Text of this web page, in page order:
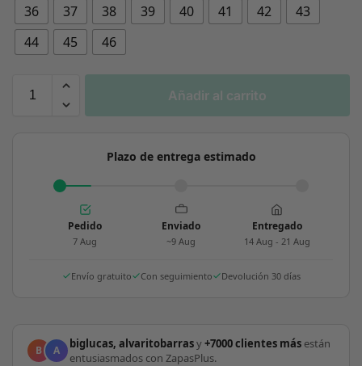
36 37 38 39 40 41 42
43
44
45 46
Añadir al carrito
Plazo de entrega estimado
Pedido
7 Aug
Enviado
~9 Aug
Entregado
14 Aug - 21 Aug
Envío gratuito Con seguimiento Devolución 30 días
B A biglucas, alvaritobarrasy+7000 clientes más están
entusiasmados con ZapasPlus.